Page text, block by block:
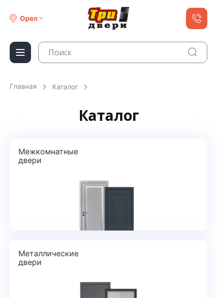
Орел
Главная Каталог
Каталог
Межкомнатные
двери
Металлические
двери